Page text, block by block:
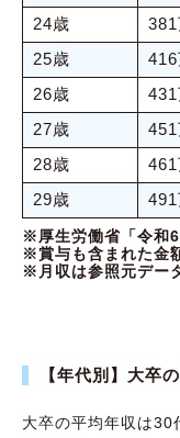
24歳
25歳
26歳
27歳
28歳
29歳
※厚生労働省「令和
※賞与も含まれた金
※月収は参照元デー
【年代別】大卒
大卒の平均年収は30